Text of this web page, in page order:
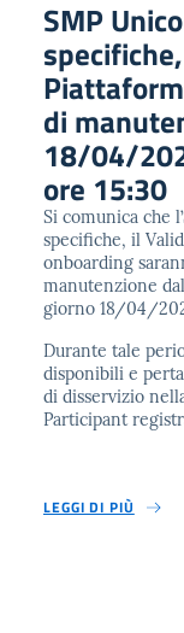
SMP
di
18/04/
ore 15:30
Si comunica che
specifiche, il
onboarding
manutenzione
giorno 18/04/
Durante tale
disponibili e
di disservizio
Participant
LEGGI DI PIÙ